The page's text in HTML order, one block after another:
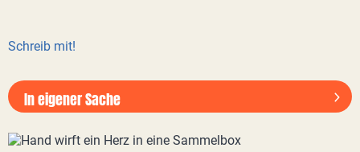
Schreib mit!
In eigener Sache